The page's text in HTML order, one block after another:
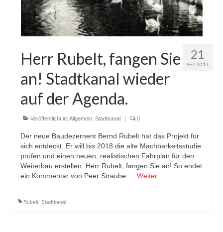
21
SEP. 2017
Herr Rubelt, fangen Sie
an! Stadtkanal wieder
auf der Agenda.
Veröffentlicht in: Allgemein Stadtkanal | 0
Der neue Baudezernent Bernd Rubelt hat das Projekt für
sich entdeckt. Er will bis 2018 die alte Machbarkeitsstudie
prüfen und einen neuen, realistischen Fahrplan für den
Weiterbau erstellen. Herr Rubelt, fangen Sie an! So endet
ein Kommentar von Peer Straube … Weiter
Rubelt Stadtkanal